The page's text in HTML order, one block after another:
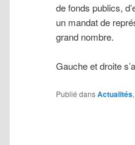
de fonds publics,
un mandat de
grand nombre.
Gauche et droite
Publié dansActualités,